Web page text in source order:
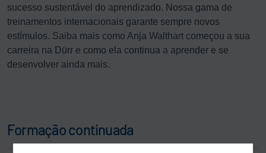
sucesso sustentável do aprendizado. Nossa gama de
treinamentos internacionais garante sempre novos
estímulos. Saiba mais como Anja Walthart começou a sua
carreira na Dürr e como ela continua a aprender e se
desenvolver ainda mais.
Formação continuada